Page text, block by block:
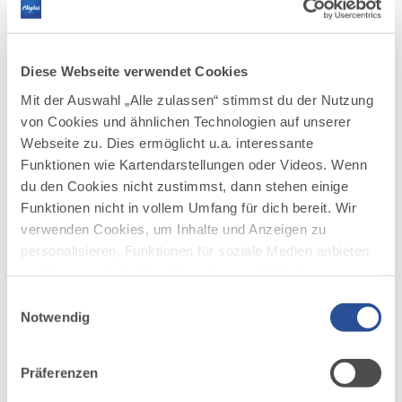
Diese Webseite verwendet Cookies
Mit der Auswahl „Alle zulassen“ stimmst du der Nutzung
von Cookies und ähnlichen Technologien auf unserer
Webseite zu. Dies ermöglicht u.a. interessante
Funktionen wie Kartendarstellungen oder Videos. Wenn
du den Cookies nicht zustimmst, dann stehen einige
Funktionen nicht in vollem Umfang für dich bereit. Wir
verwenden Cookies, um Inhalte und Anzeigen zu
personalisieren, Funktionen für soziale Medien anbieten
deiner Verwendung unserer Website an unsere Partner
möglicherweise mit weiteren Daten zusammen, die du
Notwendig
Präferenzen
119 m
Frundsbergweg
©
Der Frundsbergweg verbindet die mittelalterliche Stadt
Mindelheim mit dem Kneippkurort Bad Wörishofen.
Der Frundsbergweg und vor allem das Frundsbergfest
(alle 3 Jahre) erinnern in Mindelheim an die Herrschaft
des Rittergeschlechts von Frundsberg. Während in der...
11,4 km 0:40 h
dazu
RADTOUR
dazu